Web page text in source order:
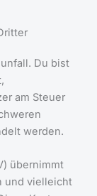
Du bist
am Steuer
werden.
übernimmt
und vielleicht